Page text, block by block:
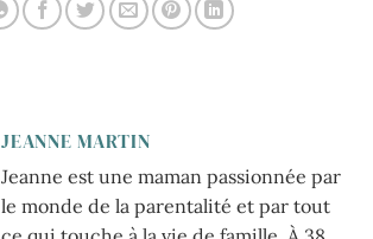
JEANNE MARTIN
Jeanne est une maman passionnée par
le monde de la parentalité et par tout